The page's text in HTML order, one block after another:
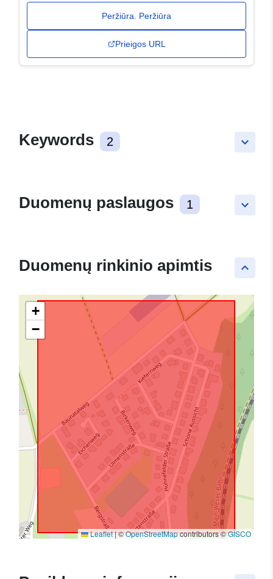
Peržiūra. Peržiūra
Prieigos URL
keyboard_arrow_down
Keywords 2
keyboard_arrow_down
Duomenų paslaugos 1
keyboard_arrow_up
Duomenų rinkinio apimtis
+
−
Leaflet|©OpenStreetMapcontributors ©GISCO